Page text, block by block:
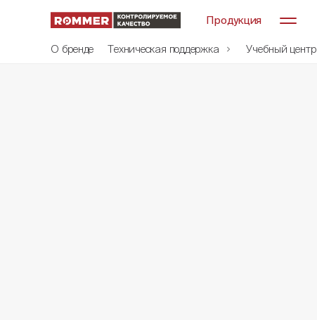
Продукция
О бренде
Техническая поддержка Учебный центр